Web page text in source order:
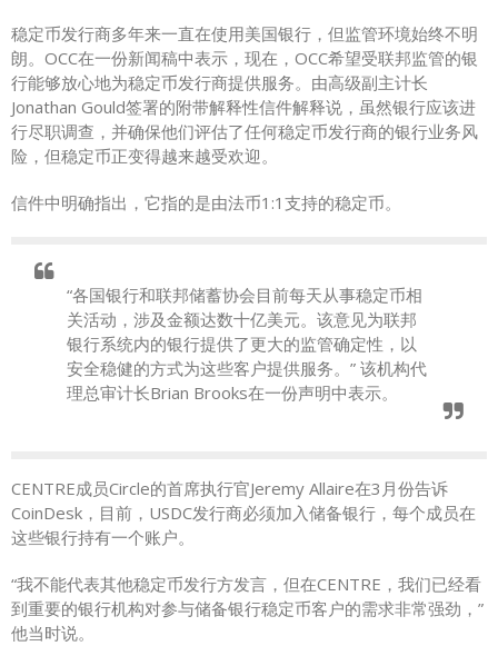
稳定币发行商多年来一直在使用美国银行，但监管环境始终不明
朗。OCC在一份新闻稿中表示，现在，OCC希望受联邦监管的银
行能够放心地为稳定币发行商提供服务。由高级副主计长
Jonathan Gould签署的附带解释性信件解释说，虽然银行应该进
行尽职调查，并确保他们评估了任何稳定币发行商的银行业务风
险，但稳定币正变得越来越受欢迎。
信件中明确指出，它指的是由法币1:1支持的稳定币。
“各国银行和联邦储蓄协会目前每天从事稳定币相
关活动，涉及金额达数十亿美元。该意见为联邦
银行系统内的银行提供了更大的监管确定性，以
安全稳健的方式为这些客户提供服务。” 该机构代
理总审计长Brian Brooks在一份声明中表示。
CENTRE成员Circle的首席执行官Jeremy Allaire在3月份告诉
CoinDesk，目前，USDC发行商必须加入储备银行，每个成员在
这些银行持有一个账户。
“我不能代表其他稳定币发行方发言，但在CENTRE，我们已经看
到重要的银行机构对参与储备银行稳定币客户的需求非常强劲，”
他当时说。